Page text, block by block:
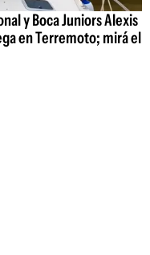
y Boca Juniors Alexis
en Terremoto; mirá el